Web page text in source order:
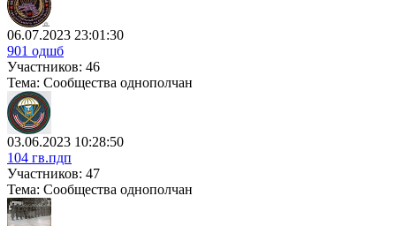
06.07.2023 23:01:30
901 одшб
Участников: 46
Тема: Сообщества однополчан
03.06.2023 10:28:50
104 гв.пдп
Участников: 47
Тема: Сообщества однополчан